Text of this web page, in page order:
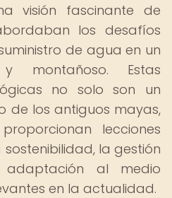
visión fascinante de
los desafíos
de agua en un
montañoso. Estas
no solo son un
de los antiguos mayas,
lecciones
la gestión
al medio
en la actualidad.